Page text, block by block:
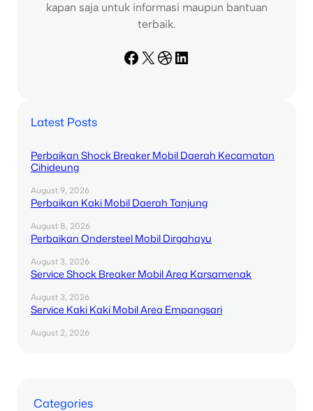
kapan saja untuk informasi maupun bantuan
terbaik.
Facebook X Dribbble LinkedIn
Latest Posts
Perbaikan Shock Breaker Mobil Daerah Kecamatan
Cihideung
August 9, 2026
Perbaikan Kaki Mobil Daerah Tanjung
August 8, 2026
Perbaikan Ondersteel Mobil Dirgahayu
August 3, 2026
Service Shock Breaker Mobil Area Karsamenak
August 3, 2026
Service Kaki Kaki Mobil Area Empangsari
August 2, 2026
Categories